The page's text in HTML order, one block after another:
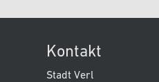
Kontakt
Stadt Verl